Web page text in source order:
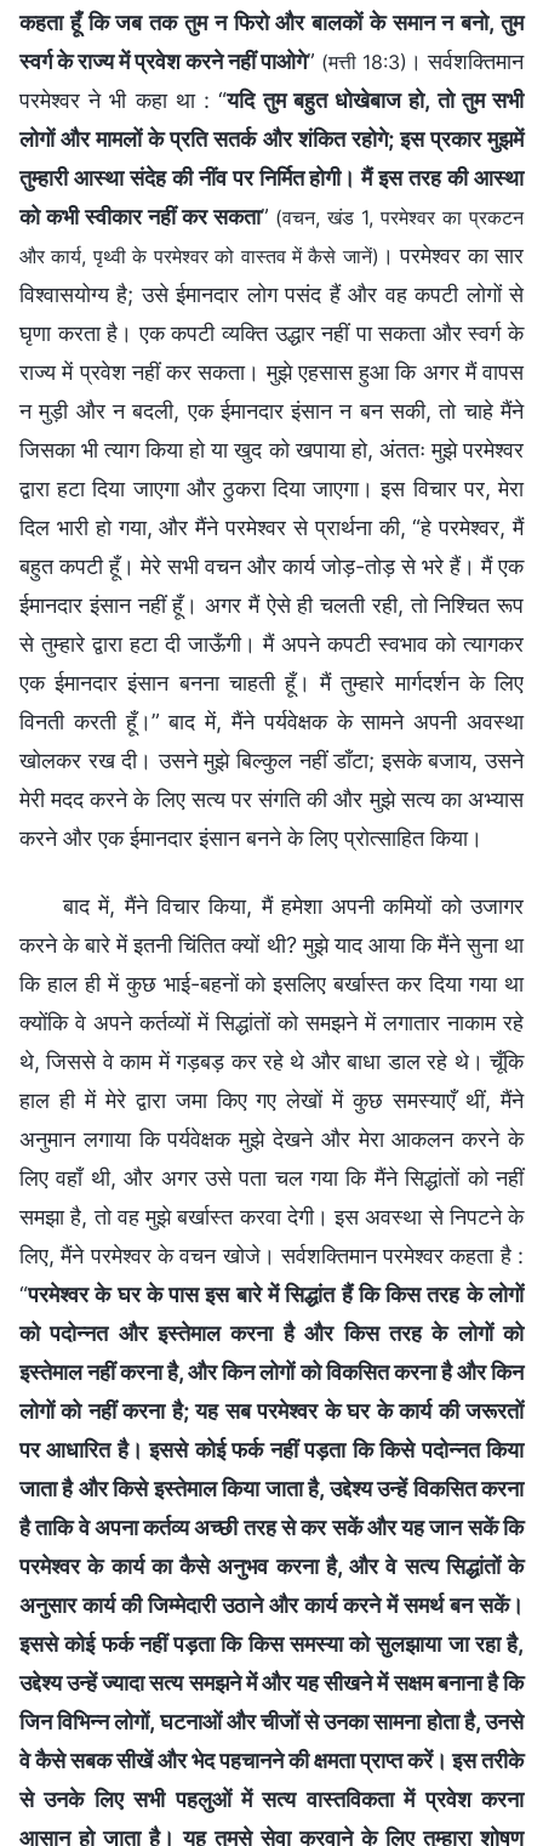
कहता हूँ कि जब तक तुम न फिरो और बालकों के समान न बनो, तुम
स्वर्ग के राज्य में प्रवेश करने नहीं पाओगे” (मत्ती 18:3) । सर्वशक्तिमान
परमेश्वर ने भी कहा था : “यदि तुम बहुत धोखेबाज हो, तो तुम सभी
लोगों और मामलों के प्रति सतर्क और शंकित रहोगे; इस प्रकार मुझमें
तुम्हारी आस्था संदेह की नींव पर निर्मित होगी। मैं इस तरह की आस्था
को कभी स्वीकार नहीं कर सकता” (वचन, खंड 1, परमेश्वर का प्रकटन
और कार्य, पृथ्वी के परमेश्वर को वास्तव में कैसे जानें) । परमेश्वर का सार
विश्वासयोग्य है; उसे ईमानदार लोग पसंद हैं और वह कपटी लोगों से
घृणा करता है। एक कपटी व्यक्ति उद्धार नहीं पा सकता और स्वर्ग के
राज्य में प्रवेश नहीं कर सकता। मुझे एहसास हुआ कि अगर मैं वापस
न मुड़ी और न बदली, एक ईमानदार इंसान न बन सकी, तो चाहे मैंने
जिसका भी त्याग किया हो या खुद को खपाया हो, अंततः मुझे परमेश्वर
द्वारा हटा दिया जाएगा और ठुकरा दिया जाएगा। इस विचार पर, मेरा
दिल भारी हो गया, और मैंने परमेश्वर से प्रार्थना की, “हे परमेश्वर, मैं
बहुत कपटी हूँ। मेरे सभी वचन और कार्य जोड़-तोड़ से भरे हैं। मैं एक
ईमानदार इंसान नहीं हूँ। अगर मैं ऐसे ही चलती रही, तो निश्चित रूप
से तुम्हारे द्वारा हटा दी जाऊँगी। मैं अपने कपटी स्वभाव को त्यागकर
एक ईमानदार इंसान बनना चाहती हूँ। मैं तुम्हारे मार्गदर्शन के लिए
विनती करती हूँ।” बाद में, मैंने पर्यवेक्षक के सामने अपनी अवस्था
खोलकर रख दी। उसने मुझे बिल्कुल नहीं डाँटा; इसके बजाय, उसने
मेरी मदद करने के लिए सत्य पर संगति की और मुझे सत्य का अभ्यास
करने और एक ईमानदार इंसान बनने के लिए प्रोत्साहित किया।
बाद में, मैंने विचार किया, मैं हमेशा अपनी कमियों को उजागर
करने के बारे में इतनी चिंतित क्यों थी? मुझे याद आया कि मैंने सुना था
कि हाल ही में कुछ भाई-बहनों को इसलिए बर्खास्त कर दिया गया था
क्योंकि वे अपने कर्तव्यों में सिद्धांतों को समझने में लगातार नाकाम रहे
थे, जिससे वे काम में गड़बड़ कर रहे थे और बाधा डाल रहे थे। चूँकि
हाल ही में मेरे द्वारा जमा किए गए लेखों में कुछ समस्याएँ थीं, मैंने
अनुमान लगाया कि पर्यवेक्षक मुझे देखने और मेरा आकलन करने के
लिए वहाँ थी, और अगर उसे पता चल गया कि मैंने सिद्धांतों को नहीं
समझा है, तो वह मुझे बर्खास्त करवा देगी। इस अवस्था से निपटने के
लिए, मैंने परमेश्वर के वचन खोजे। सर्वशक्तिमान परमेश्वर कहता है :
“परमेश्वर के घर के पास इस बारे में सिद्धांत हैं कि किस तरह के लोगों
को पदोन्नत और इस्तेमाल करना है और किस तरह के लोगों को
इस्तेमाल नहीं करना है, और किन लोगों को विकसित करना है और किन
लोगों को नहीं करना है; यह सब परमेश्वर के घर के कार्य की जरूरतों
पर आधारित है। इससे कोई फर्क नहीं पड़ता कि किसे पदोन्नत किया
जाता है और किसे इस्तेमाल किया जाता है, उद्देश्य उन्हें विकसित करना
है ताकि वे अपना कर्तव्य अच्छी तरह से कर सकें और यह जान सकें कि
परमेश्वर के कार्य का कैसे अनुभव करना है, और वे सत्य सिद्धांतों के
अनुसार कार्य की जिम्मेदारी उठाने और कार्य करने में समर्थ बन सकें।
इससे कोई फर्क नहीं पड़ता कि किस समस्या को सुलझाया जा रहा है,
उद्देश्य उन्हें ज्यादा सत्य समझने में और यह सीखने में सक्षम बनाना है कि
जिन विभिन्न लोगों, घटनाओं और चीजों से उनका सामना होता है, उनसे
वे कैसे सबक सीखें और भेद पहचानने की क्षमता प्राप्त करें। इस तरीके
से उनके लिए सभी पहलुओं में सत्य वास्तविकता में प्रवेश करना
आसान हो जाता है। यह तुमसे सेवा करवाने के लिए तुम्हारा शोषण